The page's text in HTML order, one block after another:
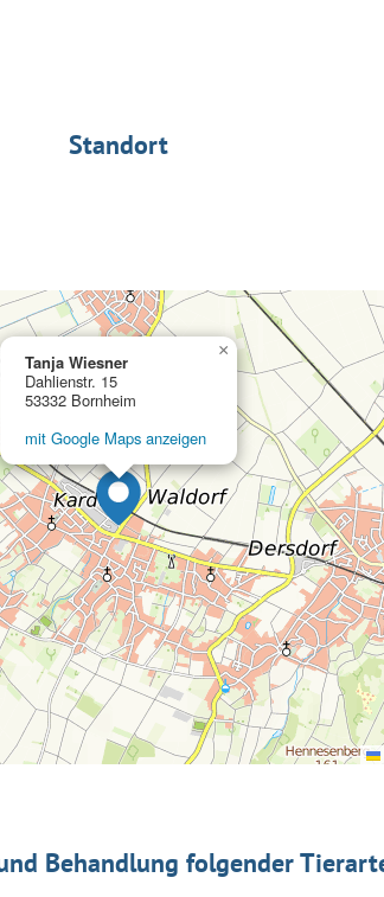
Standort
Tanja Wiesner
Dahlienstr. 15
53332 Bornheim
mit Google Maps anzeigen
×
Behandlung folgender